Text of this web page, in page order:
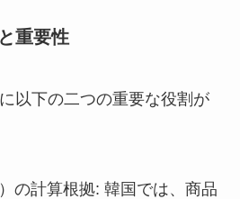
重要性
以下の二つの重要な役割が
の計算根拠: 韓国では、商品